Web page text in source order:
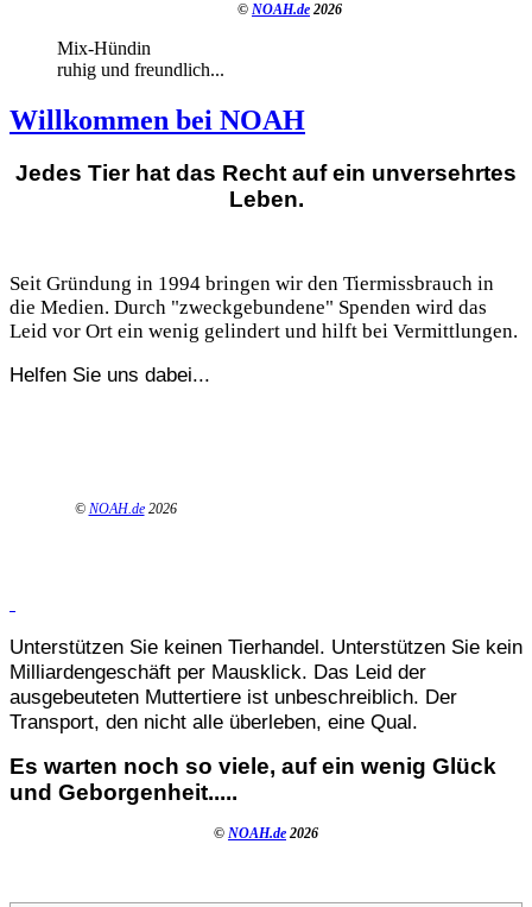
© NOAH.de 2026
Mix-Hündin
ruhig und freundlich...
Willkommen bei NOAH
Jedes Tier hat das Recht auf ein unversehrtes
Leben.
Seit Gründung in 1994 bringen wir den Tiermissbrauch in
die Medien. Durch "zweckgebundene" Spenden wird das
Leid vor Ort ein wenig gelindert und hilft bei Vermittlungen.
Helfen Sie uns dabei...
© NOAH.de 2026
Unterstützen Sie keinen Tierhandel. Unterstützen Sie kein
Milliardengeschäft per Mausklick. Das Leid der
ausgebeuteten Muttertiere ist unbeschreiblich. Der
Transport, den nicht alle überleben, eine Qual.
Es warten noch so viele, auf ein wenig Glück
und Geborgenheit.....
© NOAH.de 2026